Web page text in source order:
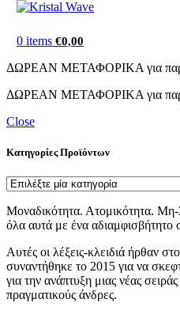
0 items €0,00
ΔΩΡΕΑΝ ΜΕΤΑΦΟΡΙΚΑ για
ΔΩΡΕΑΝ ΜΕΤΑΦΟΡΙΚΑ για
Close
Κατηγορίες Προϊόντων
Μοναδικότητα. Ατομικότητα.
όλα αυτά με ένα αδιαμφισβήτητο
Αυτές οι λέξεις-κλειδιά ήρθαν
συναντήθηκε το 2015 για να
για την ανάπτυξη μιας νέας
πραγματικούς άνδρες.